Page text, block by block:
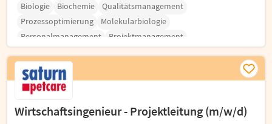
Biologie Biochemie
Qualitätsmanagement
Prozessoptimierung
Molekularbiologie
Personalmanagement
Projektmanagement
Wirtschaftsingenieur - Projektleitung (m/w/d)